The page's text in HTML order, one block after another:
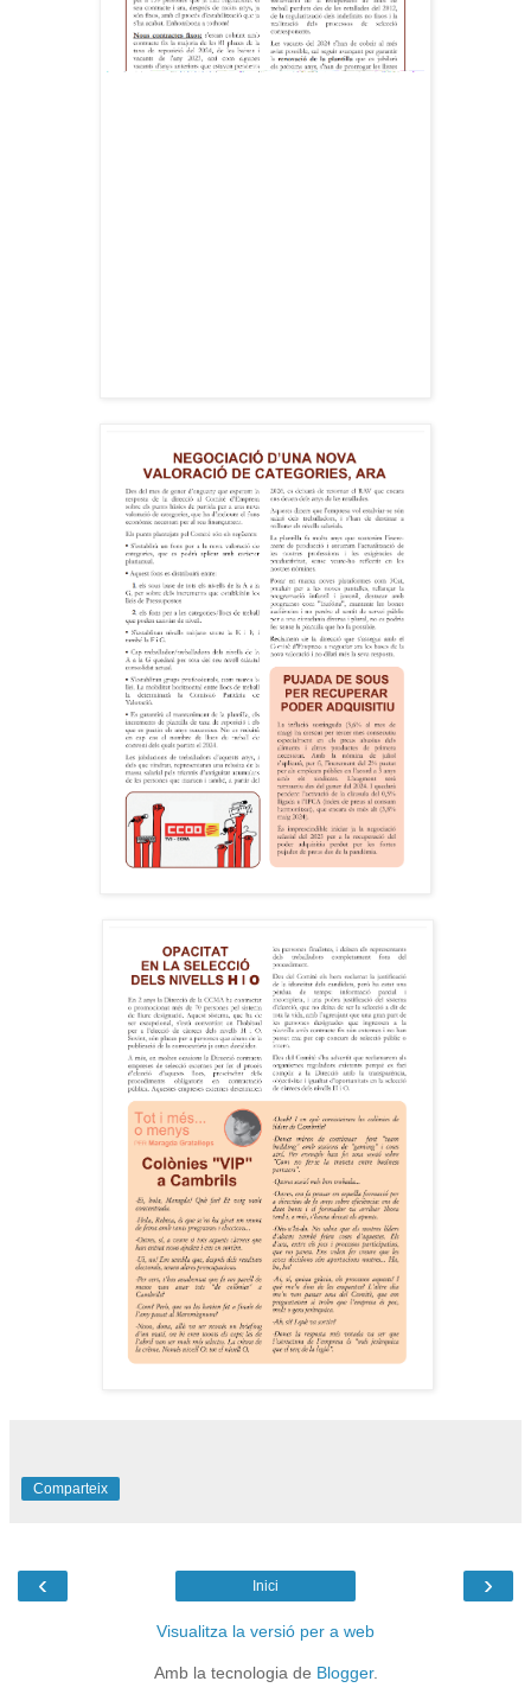
Comparteix
‹ ›
Inici
Visualitza la versió per a web
Amb la tecnologia de Blogger.